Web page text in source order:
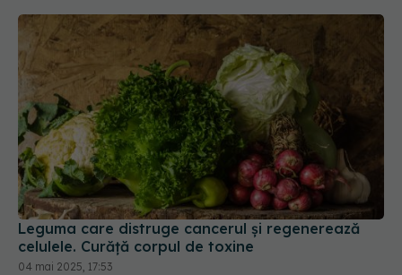
Leguma care distruge cancerul și regenerează
celulele. Curăță corpul de toxine
04 mai 2025, 17:53